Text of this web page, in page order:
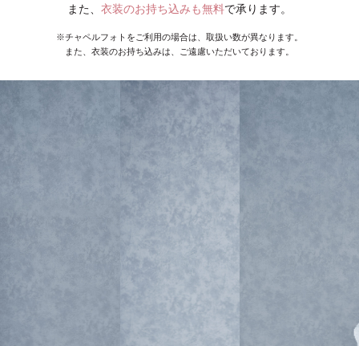
また、 衣装のお持ち込みも無料で承ります。
※チャペルフォトをご利用の場合は、取扱い数が異なります。
また、衣装のお持ち込みは、ご遠慮いただいております。